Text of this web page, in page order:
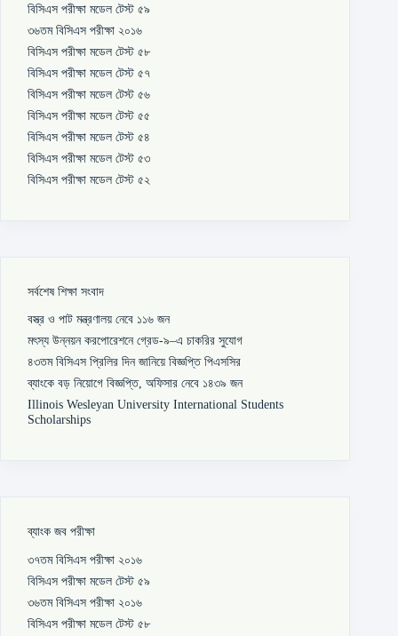
বিসিএস পরীক্ষা মডেল টেস্ট ৫৯
৩৬তম বিসিএস পরীক্ষা ২০১৬
বিসিএস পরীক্ষা মডেল টেস্ট ৫৮
বিসিএস পরীক্ষা মডেল টেস্ট ৫৭
বিসিএস পরীক্ষা মডেল টেস্ট ৫৬
বিসিএস পরীক্ষা মডেল টেস্ট ৫৫
বিসিএস পরীক্ষা মডেল টেস্ট ৫৪
বিসিএস পরীক্ষা মডেল টেস্ট ৫৩
বিসিএস পরীক্ষা মডেল টেস্ট ৫২
সর্বশেষ শিক্ষা সংবাদ
বস্ত্র ও পাট মন্ত্রণালয় নেবে ১১৬ জন
মৎস্য উন্নয়ন করপোরেশনে গ্রেড-৯–এ চাকরির সুযোগ
৪৩তম বিসিএস প্রিলির দিন জানিয়ে বিজ্ঞপ্তি পিএসসির
ব্যাংকে বড় নিয়োগে বিজ্ঞপ্তি, অফিসার নেবে ১৪৩৯ জন
Illinois Wesleyan University International Students
Scholarships
ব্যাংক জব পরীক্ষা
৩৭তম বিসিএস পরীক্ষা ২০১৬
বিসিএস পরীক্ষা মডেল টেস্ট ৫৯
৩৬তম বিসিএস পরীক্ষা ২০১৬
বিসিএস পরীক্ষা মডেল টেস্ট ৫৮